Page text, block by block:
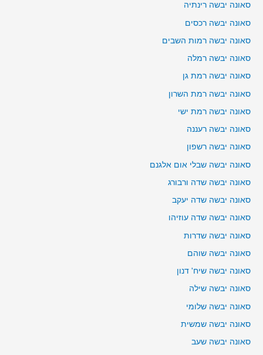
סאונה יבשה רינתיה
סאונה יבשה רכסים
סאונה יבשה רמות השבים
סאונה יבשה רמלה
סאונה יבשה רמת גן
סאונה יבשה רמת השרון
סאונה יבשה רמת ישי
סאונה יבשה רעננה
סאונה יבשה רשפון
סאונה יבשה שבלי אום אלגנם
סאונה יבשה שדה ורבורג
סאונה יבשה שדה יעקב
סאונה יבשה שדה עוזיהו
סאונה יבשה שדרות
סאונה יבשה שוהם
סאונה יבשה שיח' דנון
סאונה יבשה שילה
סאונה יבשה שלומי
סאונה יבשה שמשית
סאונה יבשה שעב